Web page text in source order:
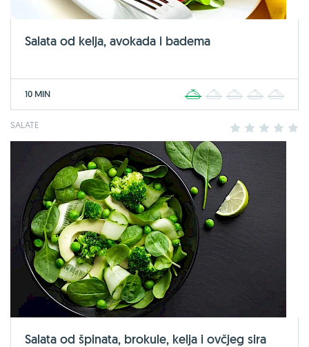
Salata od kelja, avokada i badema
10 MIN 2 3 4
SALATE 2 3 4
Salata od špinata, brokule, kelja i ovčjeg sira